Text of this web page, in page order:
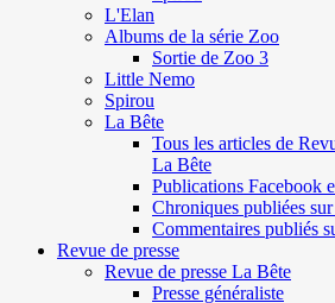
L'Elan
Albums de la série Zoo
Sortie de Zoo 3
Little Nemo
Spirou
La Bête
Tous les articles de
La Bête
Publications Facebook
Chroniques publiées
Commentaires publiés
Revue de presse
Revue de presse La Bête
Presse généraliste